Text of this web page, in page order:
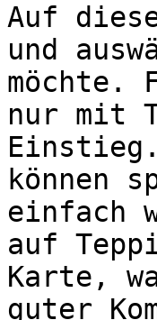
Auf
und
möchte.
nur mit
können
einfach
auf
Karte,
guter